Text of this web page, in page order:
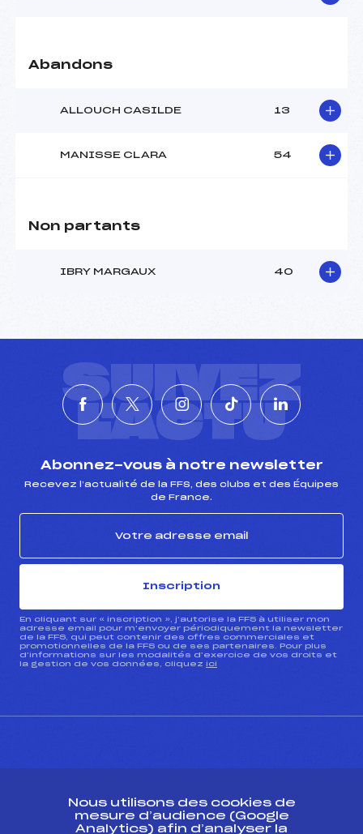
Abandons
ALLOUCH CASILDE 13
MANISSE CLARA 54
Non partants
IBRY MARGAUX 40
SUIVEZ
L'ACTU
Abonnez-vous à notre newsletter
Recevez l’actualité de la FFS, des clubs et des Équipes
de France.
Inscription
En cliquant sur « inscription », j’autorise la FFS à utiliser mon
adresse email pour m’envoyer périodiquement la newsletter
de la FFS, qui peut contenir des offres commerciales et
promotionnelles de la FFS ou de ses partenaires. Pour plus
d’informations sur les modalités d’exercice de vos droits et
la gestion de vos données, cliquez ici
Nous utilisons des cookies de
mesure d’audience (Google
Analytics) afin d’analyser la